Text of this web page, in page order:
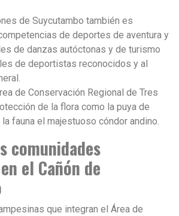
de Suycutambo también es
de deportes de aventura y
de danzas autóctonas y de turismo
de deportistas reconocidos y al
de Conservación Regional de Tres
de la flora como la puya de
la fauna el majestuoso cóndor andino.
comunidades
el Cañón de
que integran el Área de
a planear tus vacaciones
Treks contamos con especialistas para
que necesitas para planear tu próximo